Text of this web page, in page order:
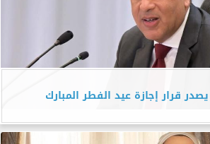
قرار إجازة عيد الفطر المبارك